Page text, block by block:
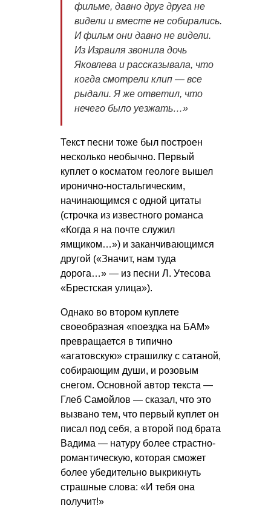
фильме, давно друг друга не
видели и вместе не собирались.
И фильм они давно не видели.
Из Израиля звонила дочь
Яковлева и рассказывала, что
когда смотрели клип — все
рыдали. Я же ответил, что
нечего было уезжать…»
Текст песни тоже был построен
несколько необычно. Первый
куплет о косматом геологе вышел
иронично-ностальгическим,
начинающимся с одной цитаты
(строчка из известного романса
«Когда я на почте служил
ямщиком…») и заканчивающимся
другой («Значит, нам туда
дорога…» — из песни Л. Утесова
«Брестская улица»).
Однако во втором куплете
своеобразная «поездка на БАМ»
превращается в типично
«агатовскую» страшилку с сатаной,
собирающим души, и розовым
снегом. Основной автор текста —
Глеб Самойлов — сказал, что это
вызвано тем, что первый куплет он
писал под себя, а второй под брата
Вадима — натуру более страстно-
романтическую, которая сможет
более убедительно выкрикнуть
страшные слова: «И тебя она
получит!»